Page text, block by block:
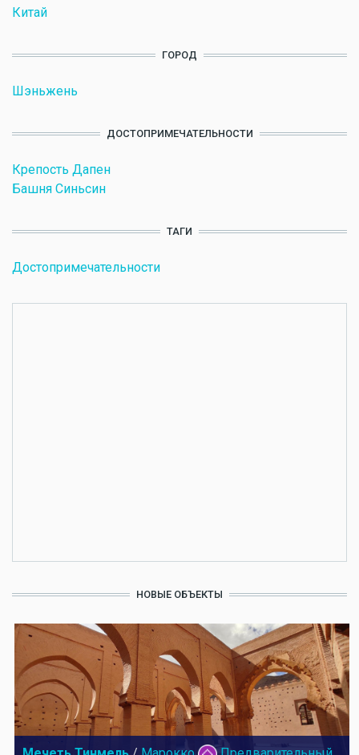
Китай
ГОРОД
Шэньжень
ДОСТОПРИМЕЧАТЕЛЬНОСТИ
Крепость Дапен
Башня Синьсин
ТАГИ
Достопримечательности
НОВЫЕ ОБЪЕКТЫ